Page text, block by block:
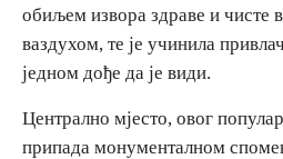
Фото
обиљем извора здраве и чисте
ваздухом, те је учинила
једном дође да је види.
Централно мјесто, овог
припада монументалном